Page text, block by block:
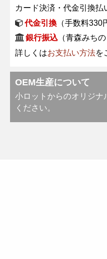
カード決済・代金引換
代金引換 （手数料330
銀行振込 （青森みち
詳しくはお支払い方法を
OEM生産について
小ロットからのオリジナ
ください。